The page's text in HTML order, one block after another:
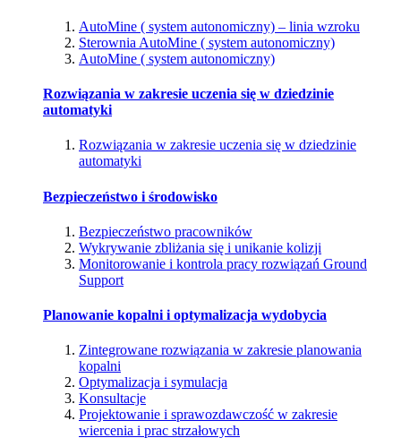
AutoMine ( system autonomiczny) – linia wzroku
Sterownia AutoMine ( system autonomiczny)
AutoMine ( system autonomiczny)
Rozwiązania w zakresie uczenia się w dziedzinie
automatyki
Rozwiązania w zakresie uczenia się w dziedzinie
automatyki
Bezpieczeństwo i środowisko
Bezpieczeństwo pracowników
Wykrywanie zbliżania się i unikanie kolizji
Monitorowanie i kontrola pracy rozwiązań Ground
Support
Planowanie kopalni i optymalizacja wydobycia
Zintegrowane rozwiązania w zakresie planowania
kopalni
Optymalizacja i symulacja
Konsultacje
Projektowanie i sprawozdawczość w zakresie
wiercenia i prac strzałowych